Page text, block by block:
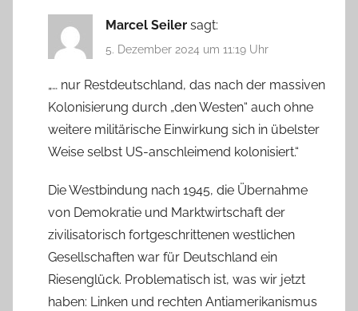
Marcel Seiler sagt:
5. Dezember 2024 um 11:19 Uhr
„… nur Restdeutschland, das nach der massiven
Kolonisierung durch „den Westen“ auch ohne
weitere militärische Einwirkung sich in übelster
Weise selbst US-anschleimend kolonisiert.“
Die Westbindung nach 1945, die Übernahme
von Demokratie und Marktwirtschaft der
zivilisatorisch fortgeschrittenen westlichen
Gesellschaften war für Deutschland ein
Riesenglück. Problematisch ist, was wir jetzt
haben: Linken und rechten Antiamerikanismus